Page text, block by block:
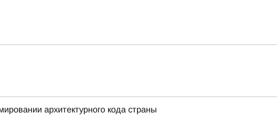
архитектурного кода страны